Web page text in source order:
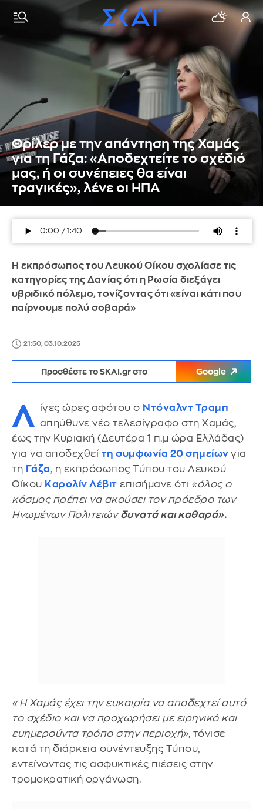
Θρίλερ με την απάντηση της Χαμάς
για τη Γάζα: «Αποδεχτείτε το σχέδιό
μας, ή οι συνέπειες θα είναι
τραγικές», λένε οι ΗΠΑ
Η εκπρόσωπος του Λευκού Οίκου σχολίασε τις
κατηγορίες της Δανίας ότι η Ρωσία διεξάγει
υβριδικό πόλεμο, τονίζοντας ότι «είναι κάτι που
παίρνουμε πολύ σοβαρά»
21:50, 03.10.2025
Προσθέστε το SKAI.gr στο Google
Λ ίγες ώρες αφότου ο Ντόναλντ Τραμπ
απηύθυνε νέο τελεσίγραφο στη Χαμάς,
έως την Κυριακή (Δευτέρα 1 π.μ ώρα Ελλάδας)
για να αποδεχθεί τη συμφωνία 20 σημείων για
τη Γάζα, η εκπρόσωπος Τύπου του Λευκού
Οίκου Καρολίν Λέβιτ επισήμανε ότι «όλος ο
κόσμος πρέπει να ακούσει τον πρόεδρο των
Ηνωμένων Πολιτειώνδυνατά και καθαρά».
«Η Χαμάς έχει την ευκαιρία να αποδεχτεί αυτό
το σχέδιο και να προχωρήσει με ειρηνικό και
ευημερούντα τρόπο στην περιοχή», τόνισε
κατά τη διάρκεια συνέντευξης Τύπου,
εντείνοντας τις ασφυκτικές πιέσεις στην
τρομοκρατική οργάνωση.